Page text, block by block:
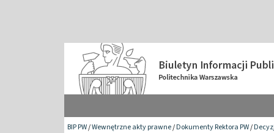
BIP PW/Wewnętrzne akty prawne/Dokumenty Rektora PW/